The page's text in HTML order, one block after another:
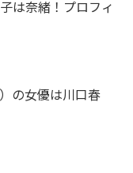
は奈緒！プロフィ
の女優は川口春